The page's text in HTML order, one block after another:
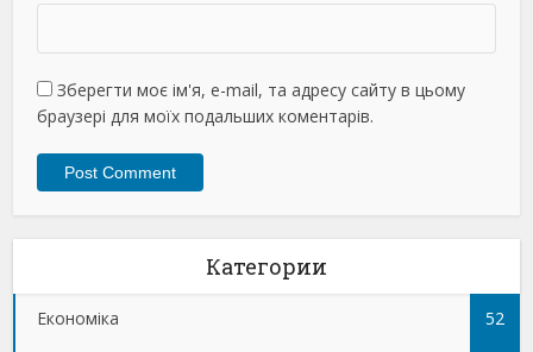
Зберегти моє ім'я, e-mail, та адресу сайту в цьому
браузері для моїх подальших коментарів.
Категории
Економіка 52